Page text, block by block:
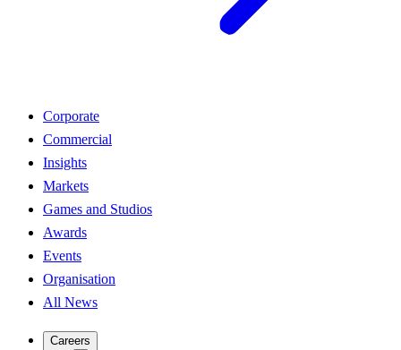
Corporate
Commercial
Insights
Markets
Games and Studios
Awards
Events
Organisation
All News
Careers